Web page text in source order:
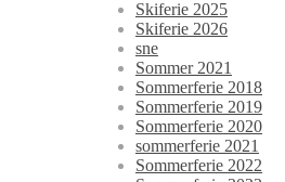
Skiferie 2025
Skiferie 2026
sne
Sommer 2021
Sommerferie 2018
Sommerferie 2019
Sommerferie 2020
sommerferie 2021
Sommerferie 2022